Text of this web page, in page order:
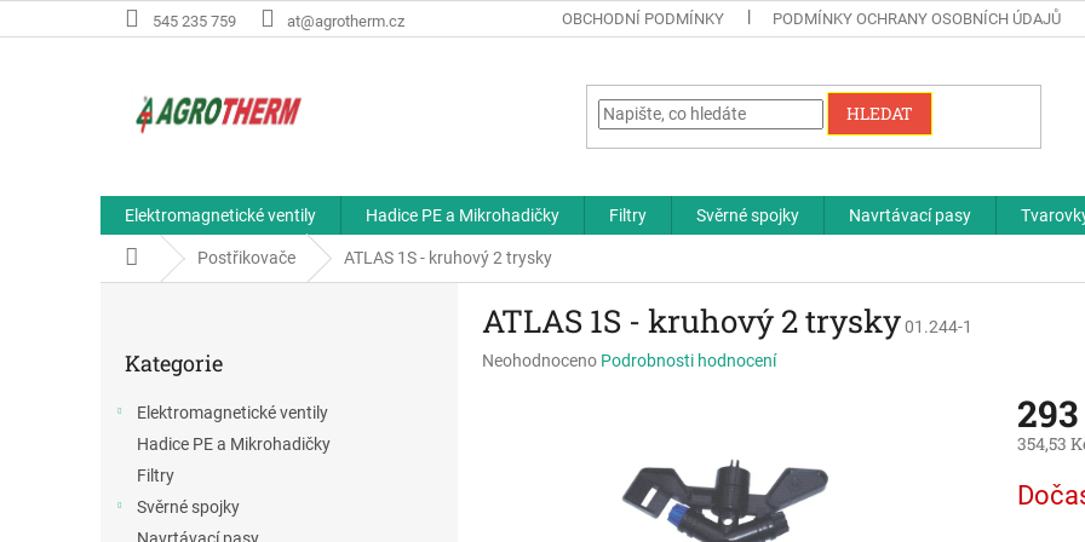
na
545 235 759 at@agrotherm.cz OBCHODNÍ PODMÍNKY PODMÍNKY OCHRANY OSOBNÍCH ÚDAJŮ
HLEDAT
Elektromagnetické ventily Hadice PE a Mikrohadičky Filtry Svěrné spojky Navrtávací pasy
Domů Postřikovače ATLAS 1S - kruhový 2 trysky
kategorie
Kategorie
Elektromagnetické ventily
Hadice PE a Mikrohadičky
Filtry
Svěrné spojky
ATLAS 1S - kruhový 2 trysky01.244-1
Průměrné
Neohodnoceno Podrobnosti hodnocení
354,53
cena: